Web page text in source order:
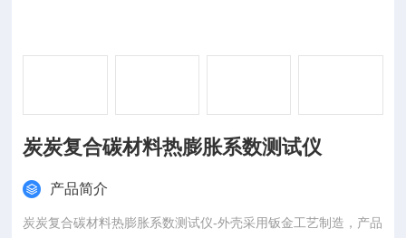
炭炭复合碳材料热膨胀系数测试仪
产品简介
炭炭复合碳材料热膨胀系数测试仪-外壳采用钣金工艺制造，产品